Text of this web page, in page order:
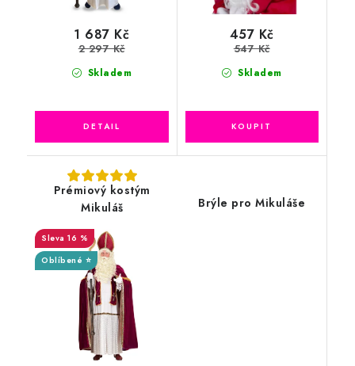
Skladem
1 687 Kč
2 297 Kč
Skladem
457 Kč
547 Kč
Prémiový kostým
Mikuláš
16 %
Oblíbené ⭐
Brýle pro Mikuláše